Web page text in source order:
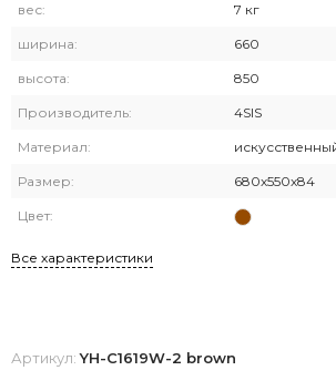
вес: 7 кг
ширина: 660
высота: 850
Производитель: 4SIS
Материал:
Размер: 680х550х84
Цвет:
Все характеристики
Артикул:YH-C1619W-2 brown